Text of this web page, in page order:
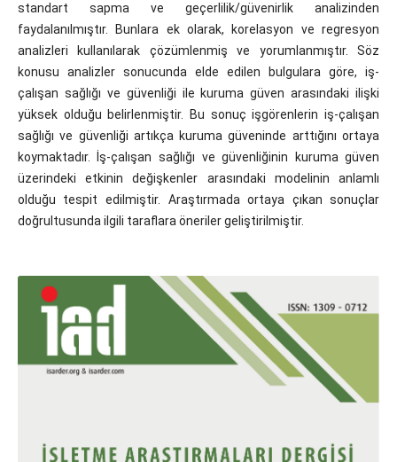
standart sapma ve geçerlilik/güvenirlik analizinden
faydalanılmıştır. Bunlara ek olarak, korelasyon ve regresyon
analizleri kullanılarak çözümlenmiş ve yorumlanmıştır. Söz
konusu analizler sonucunda elde edilen bulgulara göre, iş-
çalışan sağlığı ve güvenliği ile kuruma güven arasındaki ilişki
yüksek olduğu belirlenmiştir. Bu sonuç işgörenlerin iş-çalışan
sağlığı ve güvenliği artıkça kuruma güveninde arttığını ortaya
koymaktadır. İş-çalışan sağlığı ve güvenliğinin kuruma güven
üzerindeki etkinin değişkenler arasındaki modelinin anlamlı
olduğu tespit edilmiştir. Araştırmada ortaya çıkan sonuçlar
doğrultusunda ilgili taraflara öneriler geliştirilmiştir.